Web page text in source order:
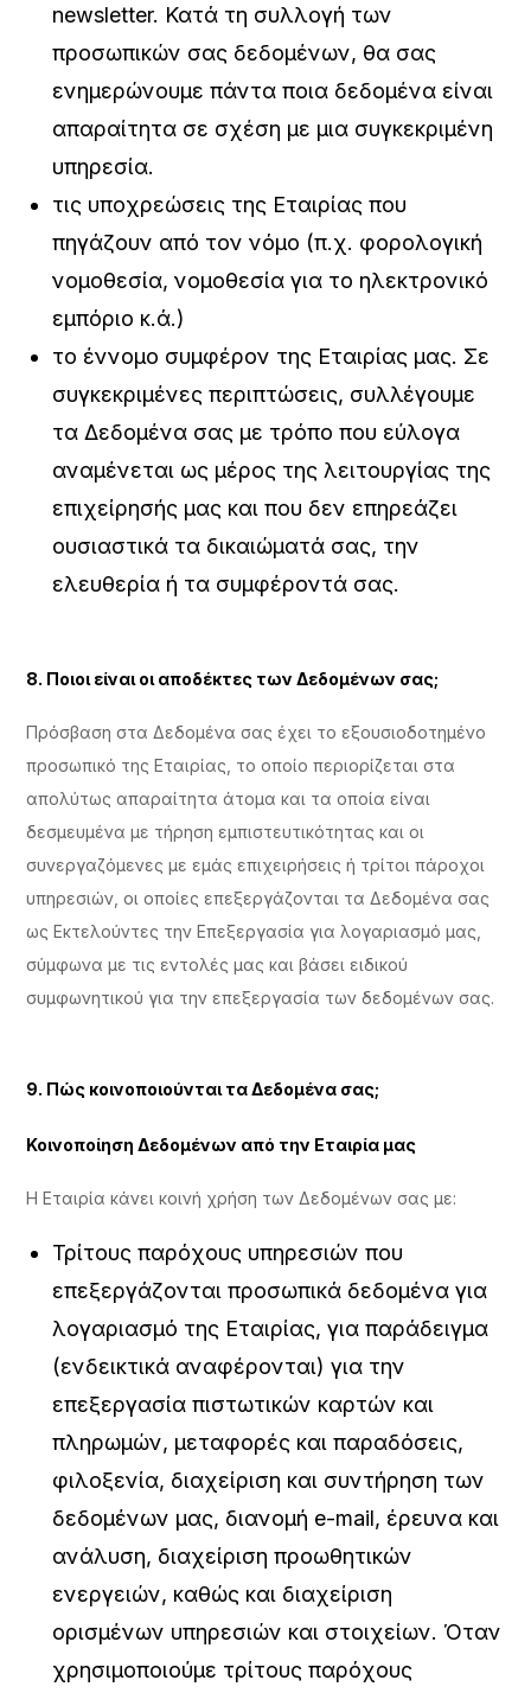
newsletter. Κατά τη συλλογή των
προσωπικών σας δεδομένων, θα σας
ενημερώνουμε πάντα ποια δεδομένα είναι
απαραίτητα σε σχέση με μια συγκεκριμένη
υπηρεσία.
τις υποχρεώσεις της Εταιρίας που
πηγάζουν από τον νόμο (π.χ. φορολογική
νομοθεσία, νομοθεσία για το ηλεκτρονικό
εμπόριο κ.ά.)
το έννομο συμφέρον της Εταιρίας μας. Σε
συγκεκριμένες περιπτώσεις, συλλέγουμε
τα Δεδομένα σας με τρόπο που εύλογα
αναμένεται ως μέρος της λειτουργίας της
επιχείρησής μας και που δεν επηρεάζει
ουσιαστικά τα δικαιώματά σας, την
ελευθερία ή τα συμφέροντά σας.
8. Ποιοι είναι οι αποδέκτες των Δεδομένων σας;
Πρόσβαση στα Δεδομένα σας έχει το εξουσιοδοτημένο
προσωπικό της Εταιρίας, το οποίο περιορίζεται στα
απολύτως απαραίτητα άτομα και τα οποία είναι
δεσμευμένα με τήρηση εμπιστευτικότητας και οι
συνεργαζόμενες με εμάς επιχειρήσεις ή τρίτοι πάροχοι
υπηρεσιών, οι οποίες επεξεργάζονται τα Δεδομένα σας
ως Εκτελούντες την Επεξεργασία για λογαριασμό μας,
σύμφωνα με τις εντολές μας και βάσει ειδικού
συμφωνητικού για την επεξεργασία των δεδομένων σας.
9. Πώς κοινοποιούνται τα Δεδομένα σας;
Κοινοποίηση Δεδομένων από την Εταιρία μας
Η Εταιρία κάνει κοινή χρήση των Δεδομένων σας με:
Τρίτους παρόχους υπηρεσιών που
επεξεργάζονται προσωπικά δεδομένα για
λογαριασμό της Εταιρίας, για παράδειγμα
(ενδεικτικά αναφέρονται) για την
επεξεργασία πιστωτικών καρτών και
πληρωμών, μεταφορές και παραδόσεις,
φιλοξενία, διαχείριση και συντήρηση των
δεδομένων μας, διανομή e-mail, έρευνα και
ανάλυση, διαχείριση προωθητικών
ενεργειών, καθώς και διαχείριση
ορισμένων υπηρεσιών και στοιχείων. Όταν
χρησιμοποιούμε τρίτους παρόχους